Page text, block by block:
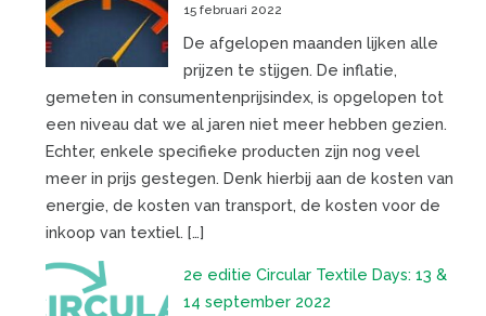
15 februari 2022
De afgelopen maanden lijken alle
prijzen te stijgen. De inflatie,
gemeten in consumentenprijsindex, is opgelopen tot
een niveau dat we al jaren niet meer hebben gezien.
Echter, enkele specifieke producten zijn nog veel
meer in prijs gestegen. Denk hierbij aan de kosten van
energie, de kosten van transport, de kosten voor de
inkoop van textiel. […]
2e editie Circular Textile Days: 13 &
14 september 2022